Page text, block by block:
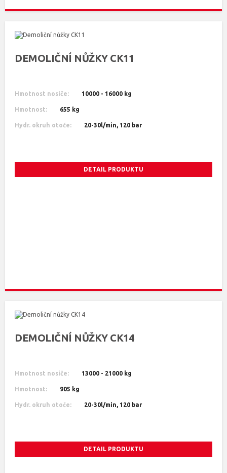
DEMOLIČNÍ NŮŽKY CK11
Hmotnost nosiče: 10000 - 16000 kg
Hmotnost: 655 kg
Hydr. okruh otoče: 20-30l/min, 120 bar
DETAIL PRODUKTU
DEMOLIČNÍ NŮŽKY CK14
Hmotnost nosiče: 13000 - 21000 kg
Hmotnost: 905 kg
Hydr. okruh otoče: 20-30l/min, 120 bar
DETAIL PRODUKTU